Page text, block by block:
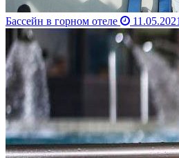
Бассейн в горном отеле 11.05.2021